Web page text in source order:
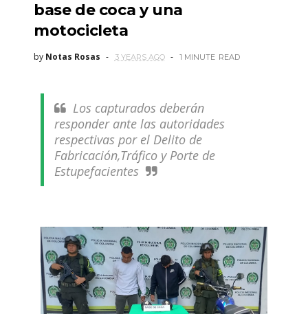
base de coca y una
motocicleta
by Notas Rosas 3 YEARS AGO 1 MINUTE READ
Los capturados deberán
responder ante las autoridades
respectivas por el Delito de
Fabricación,Tráfico y Porte de
Estupefacientes